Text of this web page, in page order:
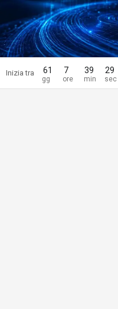
Inizia tra 61 7 39 28